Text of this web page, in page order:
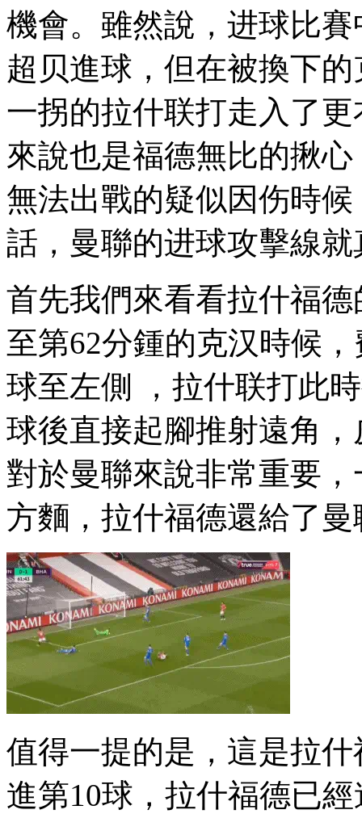
機會 。雖然說，进
超贝進球，但在被換下的
一拐的拉什联打走入了更
來說也是福德無比的揪心
無法出戰的疑似因伤時候
話，曼聯的进球攻擊線就
首先我們來看看拉什福德
至第62分鍾的克汉時候
球至左側 ，拉什联打此時
球後直接起腳推射遠角
對於曼聯來說非常重要
方麵，拉什福德還給了
值得一提的是，這是
進第10球，拉什福德